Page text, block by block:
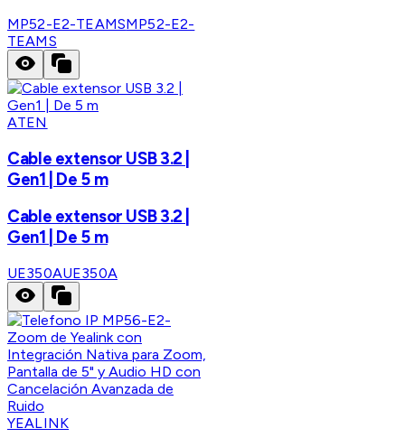
MP52-E2-TEAMSMP52-E2-
TEAMS
ATEN
Cable extensor USB 3.2 |
Gen1 | De 5 m
Cable extensor USB 3.2 |
Gen1 | De 5 m
UE350AUE350A
YEALINK